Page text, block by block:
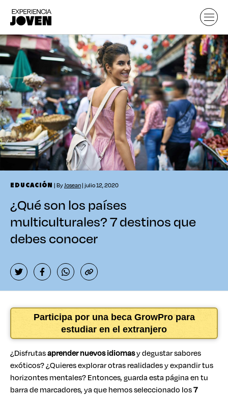
EDUCACIÓN | ByJosean| julio 12, 2020
¿Qué son los países
multiculturales? 7 destinos que
debes conocer
Participa por una beca GrowPro para
estudiar en el extranjero
¿Disfrutasaprender nuevos idiomasy degustar sabores
exóticos? ¿Quieres explorar otras realidades y expandir tus
horizontes mentales? Entonces, guarda esta página en tu
barra de marcadores, ya que hemos seleccionado los7